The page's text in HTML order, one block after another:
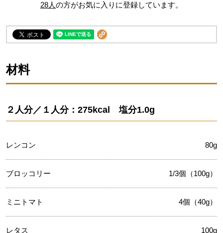
28人の方がお気に入りに登録しています。
材料
２人分／１人分：275kcal 塩分1.0g
レンコン 80g
ブロッコリー 1/3個（100g）
ミニトマト 4個（40g）
レタス 100g